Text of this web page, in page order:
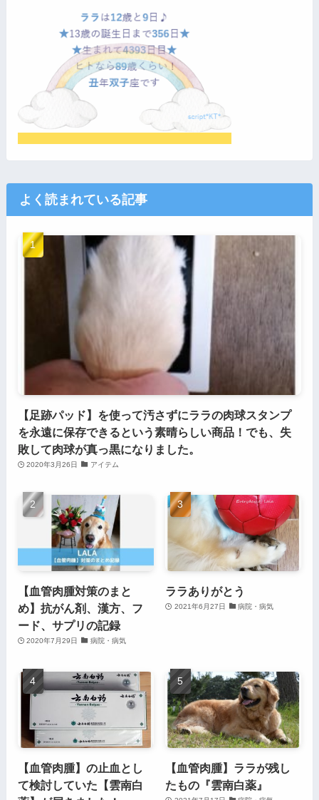
よく読まれている記事
【足跡パッド】を使って汚さずにララの肉球スタンプ
を永遠に保存できるという素晴らしい商品！でも、失
敗して肉球が真っ黒になりました。
2020年3月26日 アイテム
【血管肉腫対策のまと
め】抗がん剤、漢方、フ
ード、サプリの記録
2020年7月29日 病院・病気
ララありがとう
2021年6月27日 病院・病気
【血管肉腫】の止血とし
て検討していた【雲南白
【血管肉腫】ララが残し
たもの『雲南白薬』